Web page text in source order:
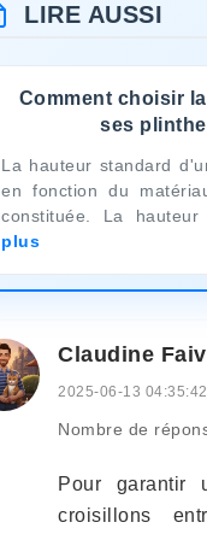
LIRE AUSSI
Comment choisir
ses
La hauteur standard
en fonction du
constituée. La hauteur
plus
Claudine
2025-06-13 04:35:42
Nombre de
Pour garantir
croisillons